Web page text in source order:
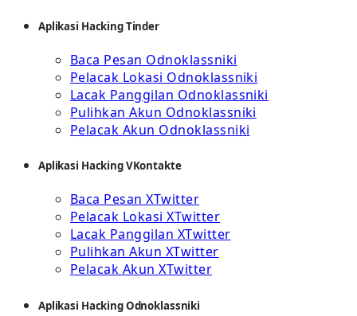
Aplikasi Hacking Tinder
Baca Pesan Odnoklassniki
Pelacak Lokasi Odnoklassniki
Lacak Panggilan Odnoklassniki
Pulihkan Akun Odnoklassniki
Pelacak Akun Odnoklassniki
Aplikasi Hacking VKontakte
Baca Pesan XTwitter
Pelacak Lokasi XTwitter
Lacak Panggilan XTwitter
Pulihkan Akun XTwitter
Pelacak Akun XTwitter
Aplikasi Hacking Odnoklassniki